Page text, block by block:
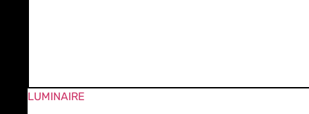
LUMINAIRE